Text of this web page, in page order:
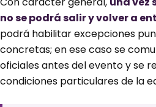
no se podrá salir y volver a
podrá habilitar excepciones
concretas; en ese caso se
oficiales antes del evento y se
condiciones particulares de la